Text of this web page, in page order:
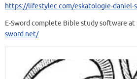
https://lifestylec.com/eskatologie-
E-Sword complete Bible study software at
sword.net/